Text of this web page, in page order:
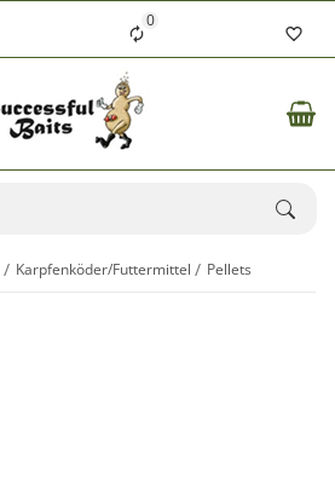
0
Karpfenköder/Futtermittel Pellets